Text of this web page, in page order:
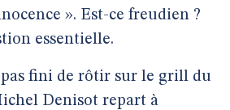
». Est-ce freudien ?
essentielle.
pas fini de rôtir sur le grill du
Denisot repart à